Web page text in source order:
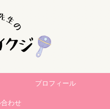
プロフィール
わせ